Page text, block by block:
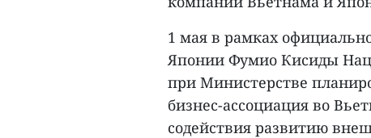
1 мая в рамках
Японии Фумио Кисиды
при Министерстве
бизнес-ассоциация во
содействия развитию